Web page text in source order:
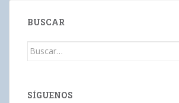
BUSCAR
Buscar:
SÍGUENOS